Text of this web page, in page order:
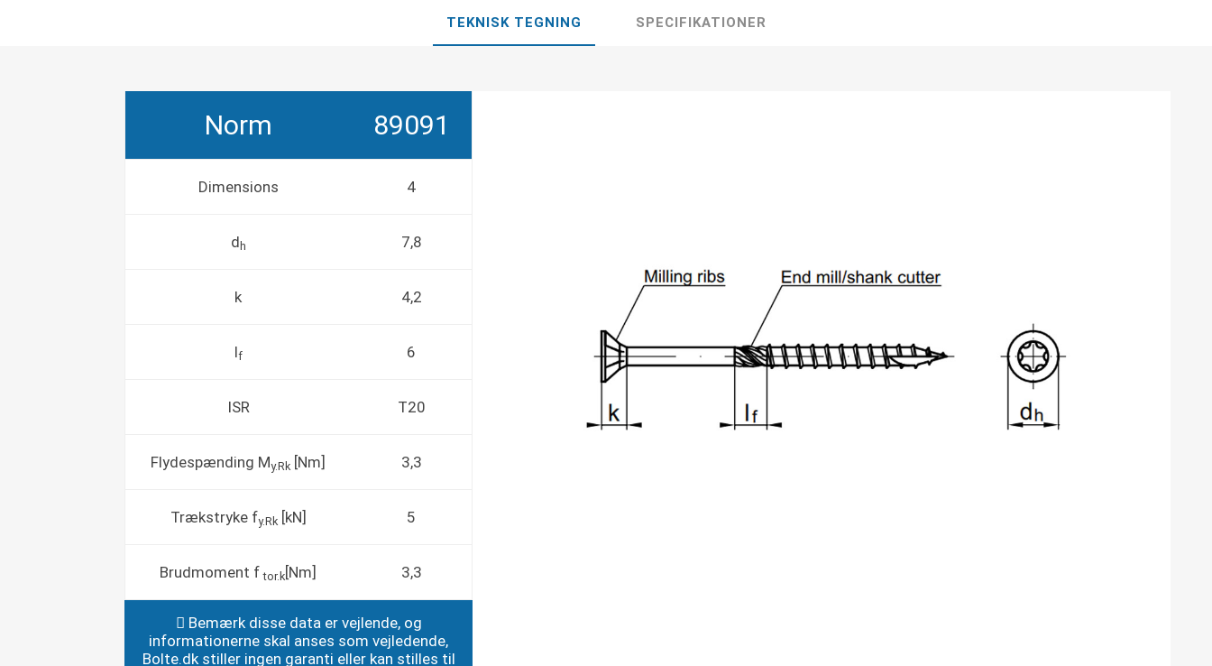
TEKNISK TEGNING SPECIFIKATIONER
Norm 89091
Dimensions 4
d h 7,8
k 4,2
lf 6
ISR T20
Flydespænding My.Rk [Nm] 3,3
Trækstryke fy.Rk[kN] 5
Brudmoment ftor.k [Nm] 3,3
Bemærk disse data er vejlende, og
informationerne skal anses som vejledende,
Bolte.dk stiller ingen garanti eller kan stilles til